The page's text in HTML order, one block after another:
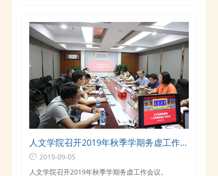
人文学院召开2019年秋季学期务虚工作会
议 2019-09-05
人文学院召开2019年秋季学期务虚工作会议。